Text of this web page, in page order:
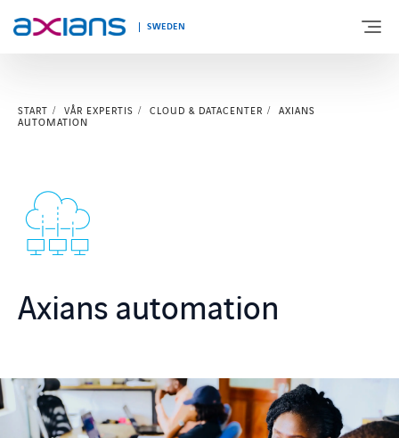
SWEDEN
OM AXIANS
BRANSCHER
Karriärsida
START VÅR EXPERTIS CLOUD & DATACENTER
AXIANS
AUTOMATION
Axians automation